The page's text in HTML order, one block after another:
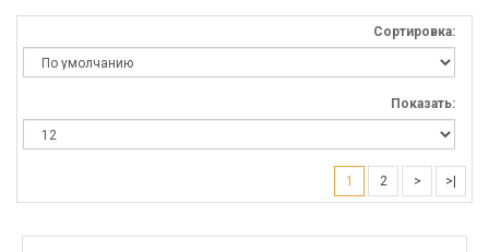
Сортировка:
Показать:
1 2 > >|